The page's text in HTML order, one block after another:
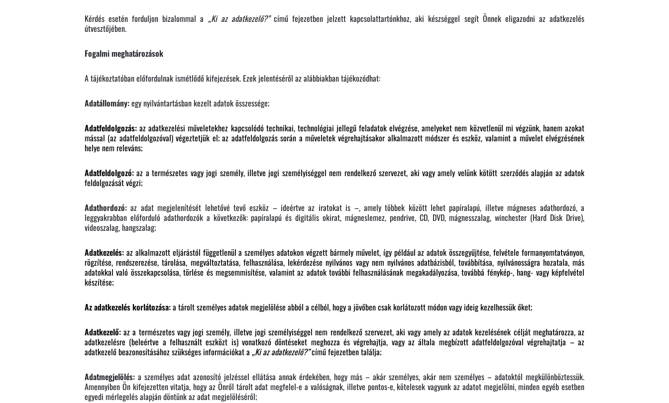
Kérdés esetén forduljon bizalommal a „Ki az adatkezelő?”című fejezetben jelzett kapcsolattartónkhoz, aki készséggel segít Önnek eligazodni az adatkezelés
útvesztőjében.
Fogalmi meghatározások
A tájékoztatóban előfordulnak ismétlődő kifejezések. Ezek jelentéséről az alábbiakban tájékozódhat:
Adatállomány:egy nyilvántartásban kezelt adatok összessége;
Adatfeldolgozás:az adatkezelési műveletekhez kapcsolódó technikai, technológiai jellegű feladatok elvégzése, amelyeket nem közvetlenül mi végzünk, hanem azokat
mással (az adatfeldolgozóval) végeztetjük el; az adatfeldolgozás során a műveletek végrehajtásakor alkalmazott módszer és eszköz, valamint a művelet elvégzésének
helye nem releváns;
Adatfeldolgozó:az a természetes vagy jogi személy, illetve jogi személyiséggel nem rendelkező szervezet, aki vagy amely velünk kötött szerződés alapján az adatok
feldolgozását végzi;
Adathordozó: az adat megjelenítését lehetővé tevő eszköz – ideértve az iratokat is –, amely többek között lehet papíralapú, illetve mágneses adathordozó, a
leggyakrabban előforduló adathordozók a következők: papíralapú és digitális okirat, mágneslemez, pendrive, CD, DVD, mágnesszalag, winchester (Hard Disk Drive),
videoszalag, hangszalag;
Adatkezelés: az alkalmazott eljárástól függetlenül a személyes adatokon végzett bármely művelet, így például az adatok összegyűjtése, felvétele formanyomtatványon,
rögzítése, rendszerezése, tárolása, megváltoztatása, felhasználása, lekérdezése nyilvános vagy nem nyilvános adatbázisból, továbbítása, nyilvánosságra hozatala, más
adatokkal való összekapcsolása, törlése és megsemmisítése, valamint az adatok további felhasználásának megakadályozása, továbbá fénykép-, hang- vagy képfelvétel
készítése;
Az adatkezelés korlátozása:a tárolt személyes adatok megjelölése abból a célból, hogy a jövőben csak korlátozott módon vagy ideig kezelhessük őket;
Adatkezelő: az a természetes vagy jogi személy, illetve jogi személyiséggel nem rendelkező szervezet, aki vagy amely az adatok kezelésének célját meghatározza, az
adatkezelésre (beleértve a felhasznált eszközt is) vonatkozó döntéseket meghozza és végrehajtja, vagy az általa megbízott adatfeldolgozóval végrehajtatja – az
adatkezelő beazonosításához szükséges információkat a „Ki az adatkezelő?”című fejezetben találja;
Adatmegjelölés: a személyes adat azonosító jelzéssel ellátása annak érdekében, hogy más – akár személyes, akár nem személyes – adatoktól megkülönböztessük.
Amennyiben Ön kifejezetten vitatja, hogy az Önről tárolt adat megfelel-e a valóságnak, illetve pontos-e, kötelesek vagyunk az adatot megjelölni, minden egyéb esetben
egyedi mérlegelés alapján döntünk az adat megjelöléséről;